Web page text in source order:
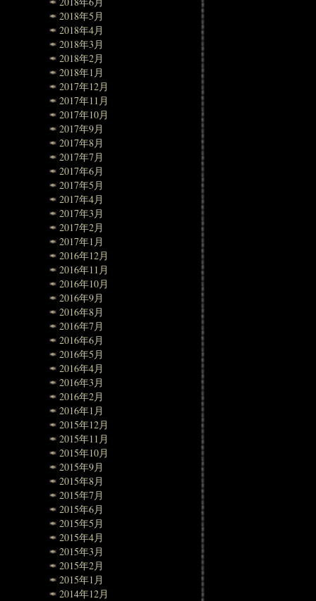
2018年5月
2018年4月
2018年3月
2018年2月
2018年1月
2017年12月
2017年11月
2017年10月
2017年9月
2017年8月
2017年7月
2017年6月
2017年5月
2017年4月
2017年3月
2017年2月
2017年1月
2016年12月
2016年11月
2016年10月
2016年9月
2016年8月
2016年7月
2016年6月
2016年5月
2016年4月
2016年3月
2016年2月
2016年1月
2015年12月
2015年11月
2015年10月
2015年9月
2015年8月
2015年7月
2015年6月
2015年5月
2015年4月
2015年3月
2015年2月
2015年1月
2014年12月